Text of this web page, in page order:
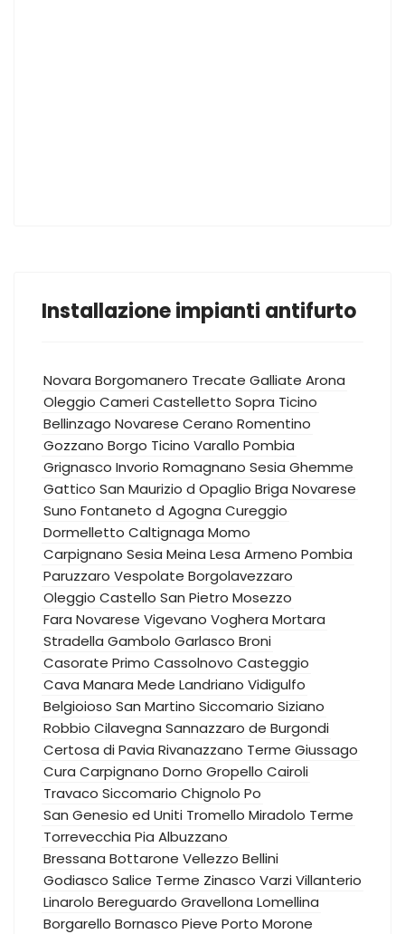
Installazione impianti antifurto
Novara Borgomanero Trecate Galliate Arona
Oleggio CameriCastelletto Sopra Ticino
Bellinzago Novarese Cerano Romentino
Gozzano Borgo Ticino Varallo Pombia
Grignasco Invorio Romagnano Sesia Ghemme
Gattico San Maurizio d Opaglio Briga Novarese
Suno Fontaneto d Agogna Cureggio
Dormelletto Caltignaga Momo
Carpignano Sesia Meina Lesa Armeno Pombia
Paruzzaro Vespolate Borgolavezzaro
Oleggio Castello San Pietro Mosezzo
Fara Novarese Vigevano Voghera Mortara
Stradella Gambolo Garlasco Broni
Casorate Primo Cassolnovo Casteggio
Cava Manara Mede Landriano Vidigulfo
Belgioioso San Martino Siccomario Siziano
Robbio Cilavegna Sannazzaro de Burgondi
Certosa di Pavia Rivanazzano Terme Giussago
Cura Carpignano Dorno Gropello Cairoli
Travaco Siccomario Chignolo Po
San Genesio ed Uniti Tromello Miradolo Terme
Torrevecchia Pia Albuzzano
Bressana Bottarone Vellezzo Bellini
Godiasco Salice Terme Zinasco VarziVillanterio
Linarolo Bereguardo Gravellona Lomellina
Borgarello Bornasco Pieve Porto Morone